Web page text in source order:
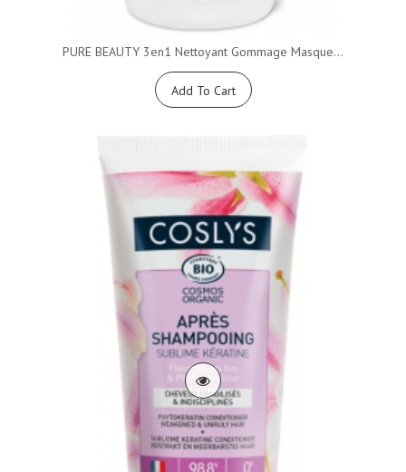
PURE BEAUTY 3en1 Nettoyant Gommage Masque...
Add To Cart